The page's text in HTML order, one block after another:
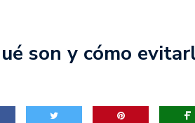
Empresas: Guía de Herramientas y
el jinete de Puerto Rico que irá al Derby
son y cómo